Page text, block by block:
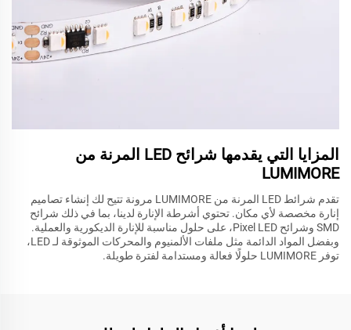
المزايا التي يقدمها شرائح LED المرنة من
LUMIMORE
تقدم شرائط LED المرنة من LUMIMORE مرونة تتيح لك إنشاء تصاميم
إنارة مخصصة لأي مكان. تحتوي أشرطة الإنارة لدينا، بما في ذلك شرائح
SMD وشرائح Pixel LED، على حلول مناسبة للإنارة الديكورية والعملية.
وبفضل المواد الدائمة مثل ملفات الألمنيوم والمحركات الموثوقة لـ LED،
توفر LUMIMORE حلولًا فعالة ومستدامة لفترة طويلة.